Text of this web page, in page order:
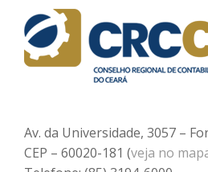
Av. da Universidade, 3057 –
CEP – 60020-181 (veja no